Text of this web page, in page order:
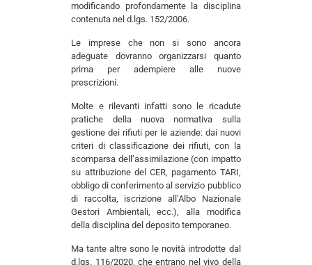
modificando profondamente la disciplina
contenuta nel d.lgs. 152/2006.
Le imprese che non si sono ancora
adeguate dovranno organizzarsi quanto
prima per adempiere alle nuove
prescrizioni.
Molte e rilevanti infatti sono le ricadute
pratiche della nuova normativa sulla
gestione dei rifiuti per le aziende: dai nuovi
criteri di classificazione dei rifiuti, con la
scomparsa dell’assimilazione (con impatto
su attribuzione del CER, pagamento TARI,
obbligo di conferimento al servizio pubblico
di raccolta, iscrizione all’Albo Nazionale
Gestori Ambientali, ecc.), alla modifica
della disciplina del deposito temporaneo.
Ma tante altre sono le novità introdotte dal
d.lgs. 116/2020, che entrano nel vivo della